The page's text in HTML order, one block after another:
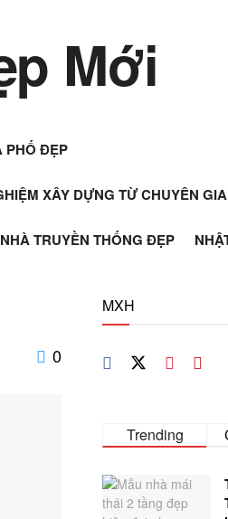
PHỐ ĐẸP
XÂY DỰNG TỪ CHUYÊN GIA
TRUYỀN THỐNG ĐẸP
0
MXH
Trending